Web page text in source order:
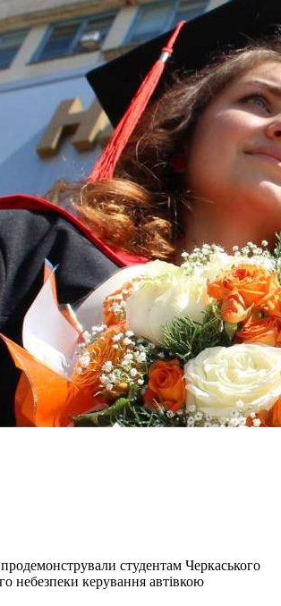
студентам Черкаського
небезпеки керування автівкою